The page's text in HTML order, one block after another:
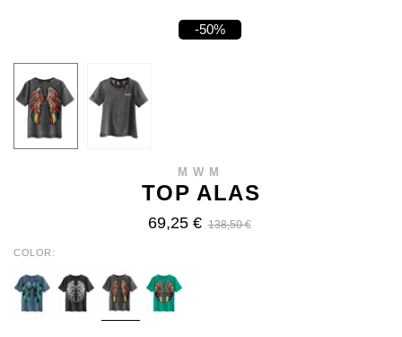
-50%
MWM
TOP ALAS
69,25 € 138,50 €
COLOR